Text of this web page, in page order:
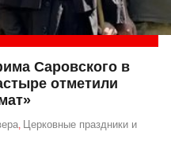
Саровского в
отметили
, Церковные праздники и